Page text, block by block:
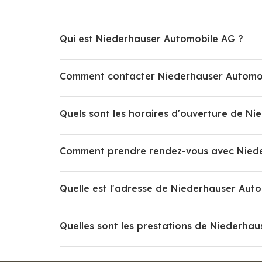
Qui est Niederhauser Automobile AG ?
Comment contacter Niederhauser
Quels sont les horaires d'ouverture de
Comment prendre rendez-vous avec
Quelle est l'adresse de Niederhauser
Quelles sont les prestations de